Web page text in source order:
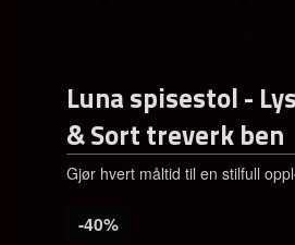
Luna spisestol -
& Sort treverk ben
Gjør hvert måltid til en stilfull
-40%